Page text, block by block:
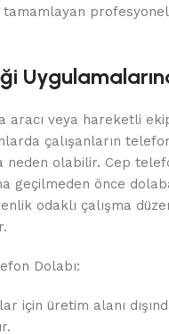
aracı veya hareketli
çalışanların
neden olabilir. Cep
geçilmeden önce
odaklı çalışma
Dolabı:
için üretim alanı